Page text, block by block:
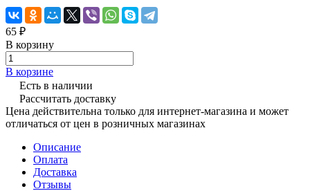
65 ₽
В корзину
В корзине
Есть в наличии
Рассчитать доставку
Цена действительна только для интернет-магазина и может
отличаться от цен в розничных магазинах
Описание
Оплата
Доставка
Отзывы